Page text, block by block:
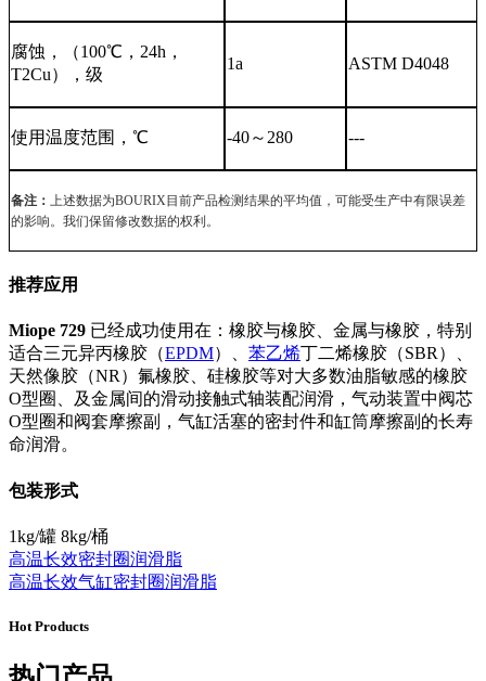
腐蚀，（100℃，24h，
T2Cu），级
1a ASTM D4048
使用温度范围，℃ -40～ 280 ---
备注：上述数据为BOURIX目前产品检测结果的平均值，可能受生产中有限误差
的影响。我们保留修改数据的权利。
推荐应用
Miope 729 已经成功使用在：橡胶与橡胶、金属与橡胶，特别
适合三元异丙橡胶（EPDM）、 苯乙烯丁二烯橡胶（SBR）、
天然像胶（NR）氟橡胶、硅橡胶等对大多数油脂敏感的橡胶
O型圈、及金属间的滑动接触式轴装配润滑，气动装置中阀芯
O型圈和阀套摩擦副，气缸活塞的密封件和缸筒摩擦副的长寿
命润滑。
包装形式
1kg/罐 8kg/桶
高温长效密封圈润滑脂
高温长效气缸密封圈润滑脂
Hot Products